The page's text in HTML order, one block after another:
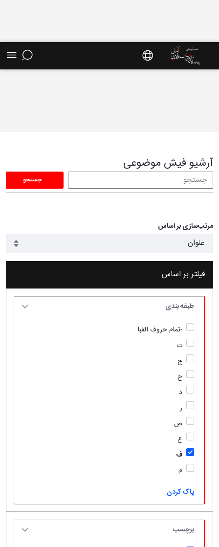
آرشیو فیش موضوعی
جستجو
مرتب‌سازی بر اساس
فیلتر بر اساس
طبقه بندی
-تمام حروف الفبا
ت
ج
ح
د
ر
ص
ع
ف
م
پاک کردن
برچسب